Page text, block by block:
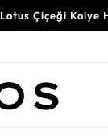
Lotus Çiçeği Kolye